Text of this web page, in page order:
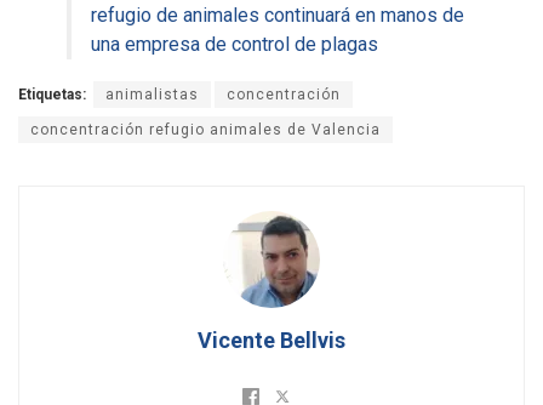
refugio de animales continuará en manos de
una empresa de control de plagas
Etiquetas: animalistas concentración
concentración refugio animales de Valencia
Vicente Bellvis